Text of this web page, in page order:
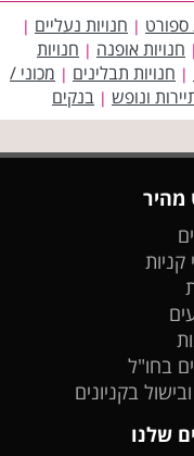
ספורט | חנויות נעליים |
| חנויות אופנה | חנויות
| חנויות תבלינים | מכוני /
ונופש | בנקים
מהיר
קניות
בחו"ל
בקניונים
שלנו